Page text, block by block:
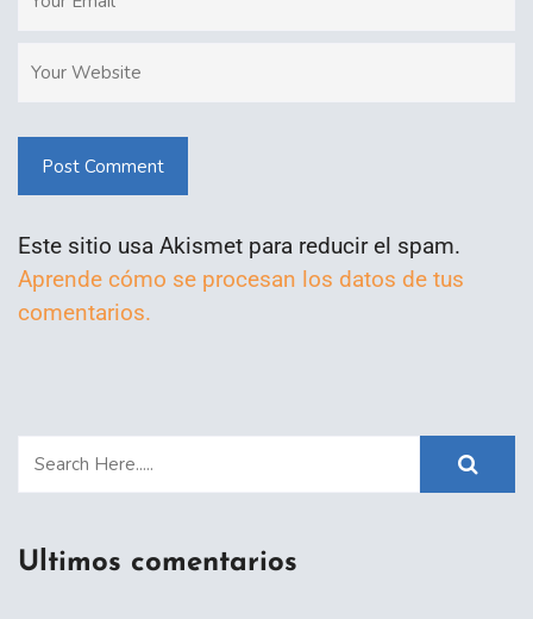
Post Comment
Este sitio usa Akismet para reducir el spam.
Aprende cómo se procesan los datos de tus
comentarios.
Ultimos comentarios